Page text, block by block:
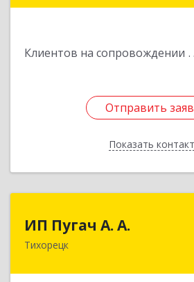
Клиентов на сопровождении
Отправить
Показать
Отправить
Назад
ИП Пугач А. А.
Тихорецк
352114, Краснодарский